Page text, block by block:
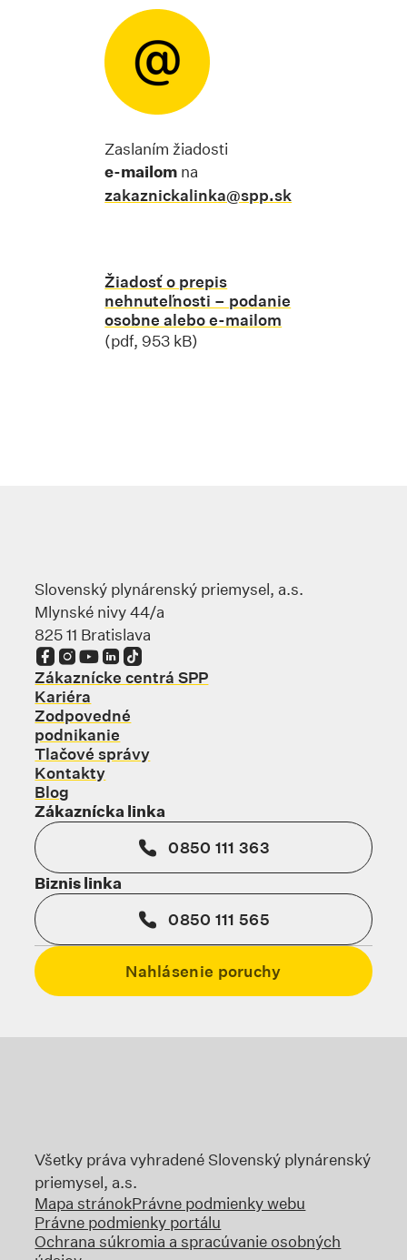
Zaslaním žiadosti
e-mailom na
zakaznickalinka@spp.sk
Žiadosť o prepis
nehnuteľnosti – podanie
osobne alebo e-mailom
(pdf, 953 kB)
Slovenský plynárenský priemysel, a.s.
Mlynské nivy 44/a
825 11 Bratislava
Odkaz sa otvorí na novej karte
Odkaz sa otvorí na novej karte
Odkaz sa otvorí na novej karte
Odkaz sa otvorí na novej karte
Odkaz sa otvorí na novej karte
Zákaznícke centrá SPP
Kariéra
Zodpovedné
podnikanie
Tlačové správy
Kontakty
Blog
Zákaznícka linka
0850 111 363
Biznis linka
0850 111 565
Nahlásenie poruchy
Všetky práva vyhradené Slovenský plynárenský
priemysel, a.s.
Mapa stránokPrávne podmienky webu
Právne podmienky portálu
Ochrana súkromia a spracúvanie osobných